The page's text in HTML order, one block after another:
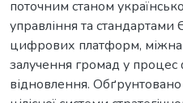
поточним станом
управління та стандартами
цифрових платформ,
залучення громад у процес
відновлення.